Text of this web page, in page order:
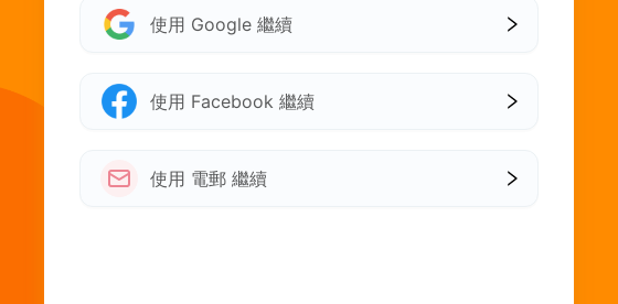
使用 Google 繼續
使用 Facebook 繼續
使用 電郵 繼續